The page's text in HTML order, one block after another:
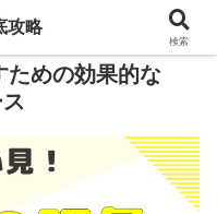
ための効果的な
攻略
検索